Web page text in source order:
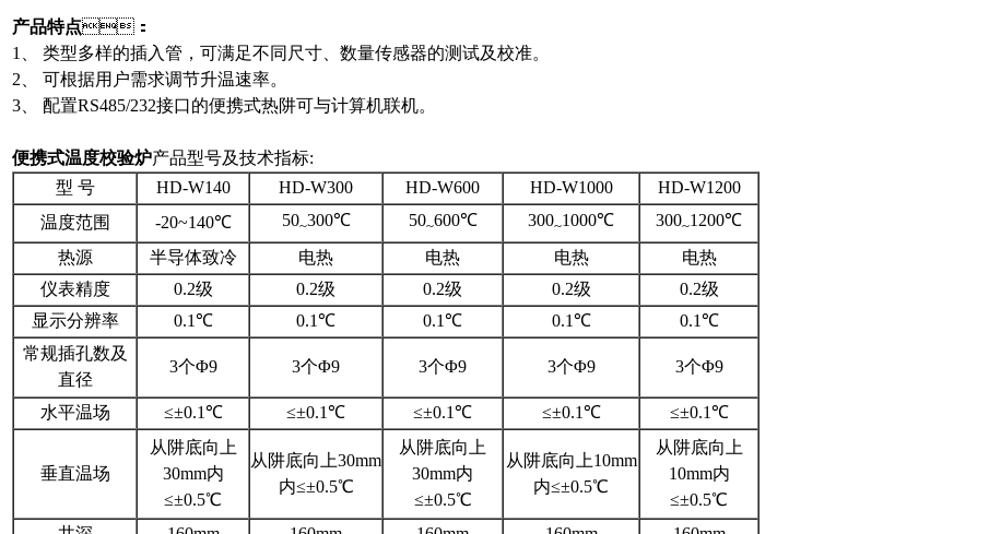
产品特点：
1、 类型多样的插入管，可满足不同尺寸、数量传感器的测试及校准。
2、 可根据用户需求调节升温速率。
3、 配置RS485/232接口的便携式热阱可与计算机联机。
便携式温度校验炉产品型号及技术指标:
型 号
HD-W140 HD-W300 HD-W600 HD-W1000
HD-W1200
温度范围
-20~140℃ 50~300℃ 50~600℃ 300~1000℃ 300~1200℃
热源
半导体致冷 电热 电热 电热
电热
仪表精度
0.2级 0.2级 0.2级 0.2级
0.2级
显示分辨率
0.1℃ 0.1℃ 0.1℃ 0.1℃
0.1℃
常规插孔数及
直径
3个Φ9 3个Φ9 3个Φ9 3个Φ9 3个Φ9
水平温场 ≤±0.1℃ ≤±0.1℃ ≤±0.1℃ ≤±0.1℃ ≤±0.1℃
垂直温场
从阱底向上
30mm内
≤±0.5℃
从阱底向上30mm
内≤±0.5℃
从阱底向上
30mm内
≤±0.5℃
从阱底向上10mm
内≤±0.5℃
从阱底向上
10mm内
≤±0.5℃